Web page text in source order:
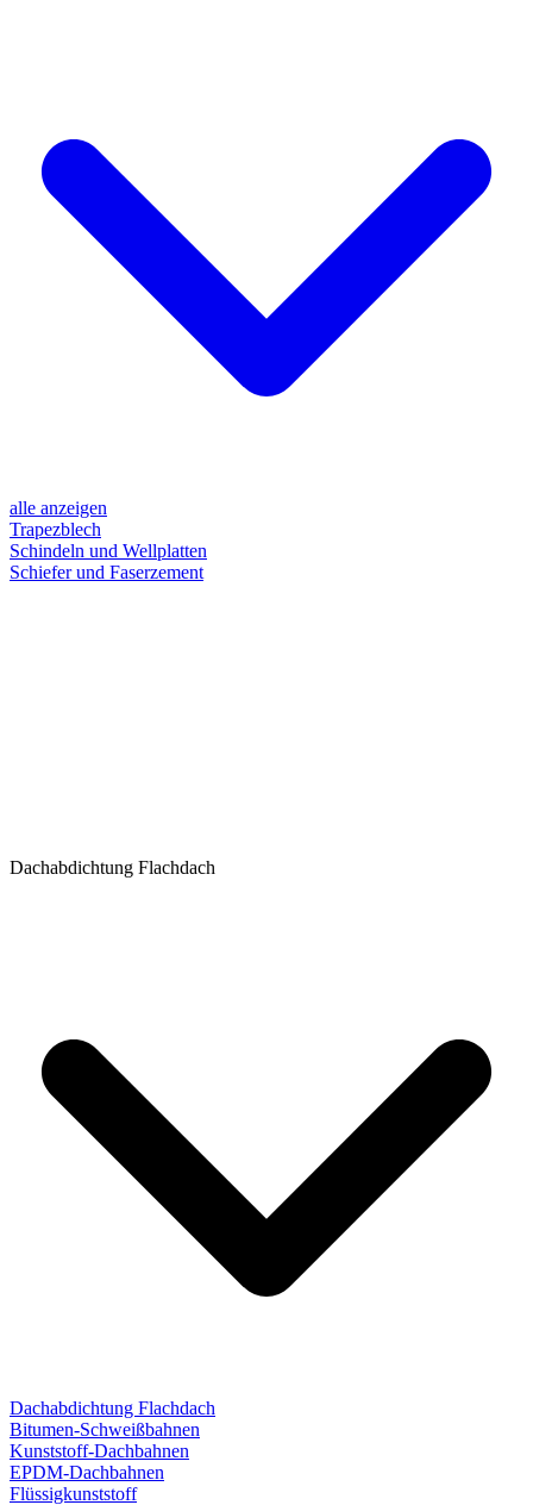
alle anzeigen
Trapezblech
Schindeln und Wellplatten
Schiefer und Faserzement
Dachabdichtung Flachdach
Dachabdichtung Flachdach
Bitumen-Schweißbahnen
Kunststoff-Dachbahnen
EPDM-Dachbahnen
Flüssigkunststoff